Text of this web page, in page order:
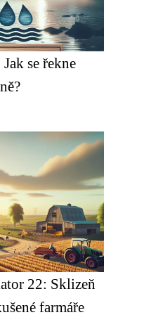
se řekne
22: Sklizeň
farmáře